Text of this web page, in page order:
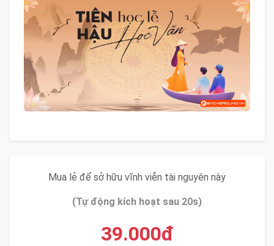
Mua lẻ để sở hữu vĩnh viễn tài nguyên này
(Tự động kích hoạt sau 20s)
39.000đ